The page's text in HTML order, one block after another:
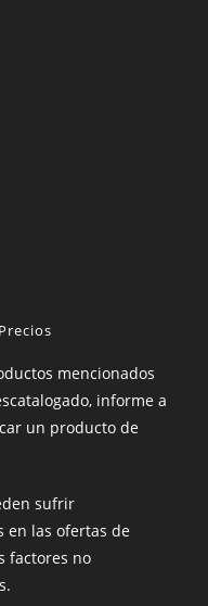
mencionados
informe a
un producto de
sufrir
en las ofertas de
factores no